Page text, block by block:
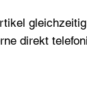
direkt